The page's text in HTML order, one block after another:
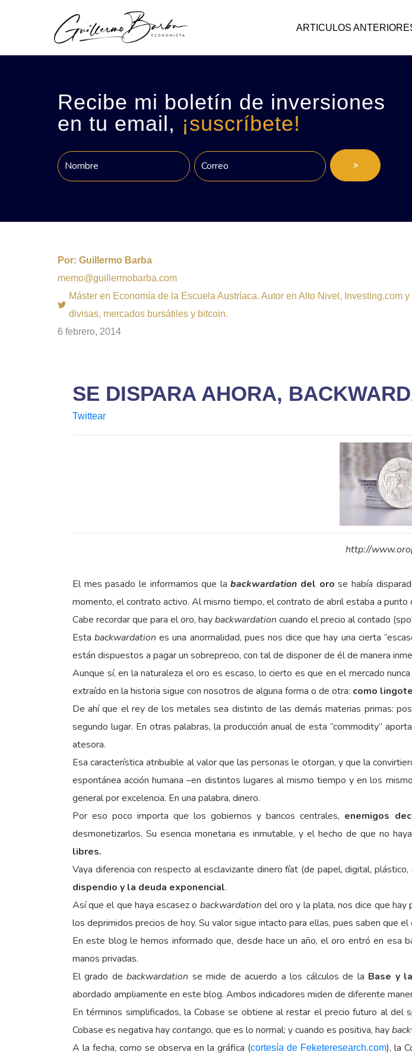
ARTICULOS
Recibe mi boletín de inversiones
en tu email, ¡suscríbete!
>
Por: Guillermo Barba
memo@guillermobarba.com
Máster en Economía de la Escuela Austríaca. Autor en Alto Nivel,
divisas, mercados bursátiles y bitcoin.
6 febrero, 2014
SE DISPARA AHORA,
Twittear
http://
El mes pasado le informamos que labackwardation del oro se había
momento, el contrato activo. Al mismo tiempo, el contrato de abril estaba a punto
Cabe recordar que para el oro, haybackwardation cuando el precio al contado
Estabackwardation es una anormalidad, pues nos dice que hay una cierta
están dispuestos a pagar un sobreprecio, con tal de disponer de él de manera
Aunque sí, en la naturaleza el oro es escaso, lo cierto es que en el mercado
extraído en la historia sigue con nosotros de alguna forma o de otra: como
De ahí que el rey de los metales sea distinto de las demás materias primas:
segundo lugar. En otras palabras, la producción anual de esta “commodity”
atesora.
Esa característica atribuible al valor que las personas le otorgan, y que la
espontánea acción humana –en distintos lugares al mismo tiempo y en los
general por excelencia. En una palabra, dinero.
Por eso poco importa que los gobiernos y bancos centrales, enemigos
desmonetizarlos. Su esencia monetaria es inmutable, y el hecho de que no
libres.
Vaya diferencia con respecto al esclavizante dinero fíat (de papel, digital,
dispendio y la deuda exponencial.
Así que el que haya escasez o backwardation del oro y la plata, nos dice que hay
los deprimidos precios de hoy. Su valor sigue intacto para ellas, pues saben que
En este blog le hemos informado que, desde hace un año, el oro entró en esa
manos privadas.
El grado debackwardation se mide de acuerdo a los cálculos de la Base y
abordado ampliamente en este blog. Ambos indicadores miden de diferente
En términos simplificados, la Cobase se obtiene al restar el precio futuro al
Cobase es negativa haycontango, que es lo normal; y cuando es positiva, hay
A la fecha, como se observa en la gráfica (cortesía de Feketeresearch.com), la